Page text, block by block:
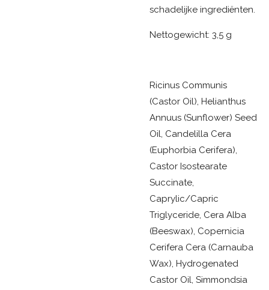
schadelijke ingrediënten.
Nettogewicht: 3,5 g
Ricinus Communis
(Castor Oil), Helianthus
Annuus (Sunflower) Seed
Oil, Candelilla Cera
(Euphorbia Cerifera),
Castor Isostearate
Succinate,
Caprylic/Capric
Triglyceride, Cera Alba
(Beeswax), Copernicia
Cerifera Cera (Carnauba
Wax), Hydrogenated
Castor Oil, Simmondsia